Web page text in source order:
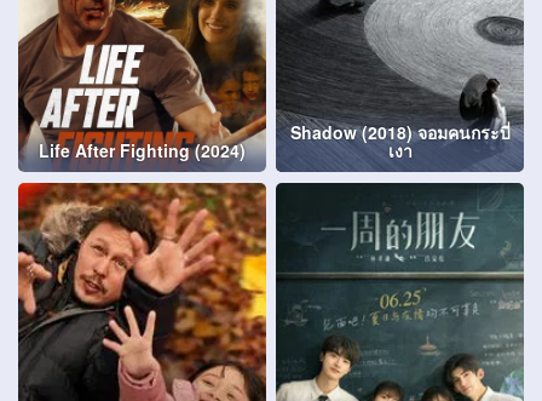
Life After Fighting (2024)
Shadow (2018) จอมคนกระบี่
เงา